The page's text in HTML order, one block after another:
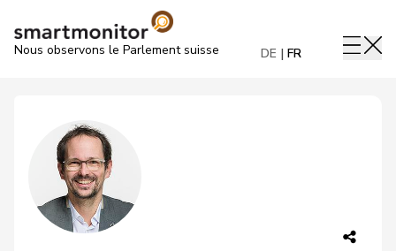
Nous observons le Parlement suisse DE FR